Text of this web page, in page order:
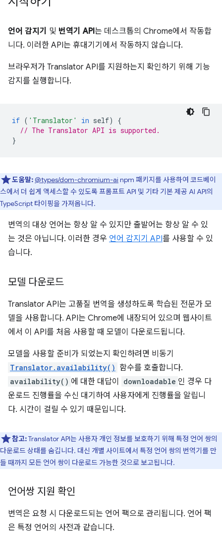
언어 감지기 및 번역기 API는 데스크톱의 Chrome에서 작동합
니다. 이러한 API는 휴대기기에서 작동하지 않습니다.
브라우저가 Translator API를 지원하는지 확인하기 위해 기능
감지를 실행합니다.
if ( 'Translator' in self)
{
// The Translator API is supported.
}
도움말:@types/dom-chromium-ai npm 패키지를 사용하여 코드베이
스에서 더 쉽게 액세스할 수 있도록 프롬프트 API 및 기타 기본 제공 AI API의
TypeScript 타이핑을 가져옵니다.
번역의 대상 언어는 항상 알 수 있지만 출발어는 항상 알 수 있
는 것은 아닙니다. 이러한 경우 언어 감지기 API를 사용할 수 있
습니다.
모델 다운로드
Translator API는 고품질 번역을 생성하도록 학습된 전문가 모
델을 사용합니다. API는 Chrome에 내장되어 있으며 웹사이트
에서 이 API를 처음 사용할 때 모델이 다운로드됩니다.
모델을 사용할 준비가 되었는지 확인하려면 비동기
Translator.availability() 함수를 호출합니다.
availability() 에 대한 대답이 downloadable 인 경우 다
운로드 진행률을 수신 대기하여 사용자에게 진행률을 알립니
다. 시간이 걸릴 수 있기 때문입니다.
참고:Translator API는 사용자 개인 정보를 보호하기 위해 특정 언어 쌍의
다운로드 상태를 숨깁니다. 대신 개별 사이트에서 특정 언어 쌍의 번역기를 만
들 때까지 모든 언어 쌍이 다운로드 가능한 것으로 보고됩니다.
언어쌍 지원 확인
번역은 요청 시 다운로드되는 언어 팩으로 관리됩니다. 언어 팩
은 특정 언어의 사전과 같습니다.